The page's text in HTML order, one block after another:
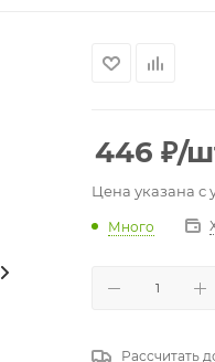
446 ₽/
Цена указана с
Много
Рассчитать